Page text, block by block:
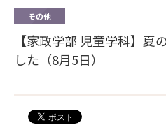
その他
【家政学部 児童学科】夏
した（8月5日）